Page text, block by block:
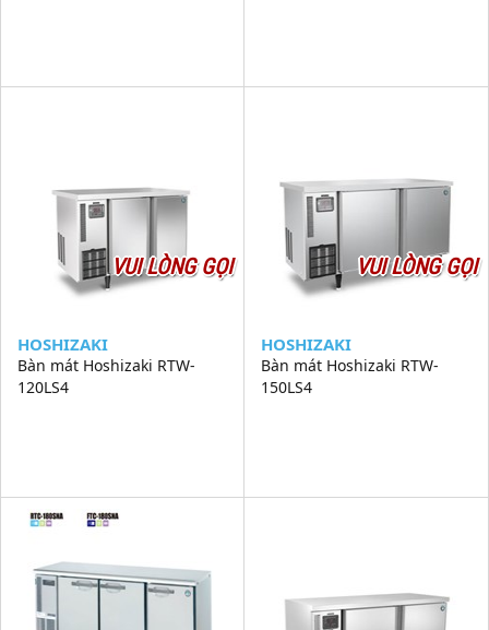
VUI LÒNG GỌI
HOSHIZAKI
Bàn mát Hoshizaki RTW-
120LS4
VUI LÒNG GỌI
HOSHIZAKI
Bàn mát Hoshizaki RTW-
150LS4